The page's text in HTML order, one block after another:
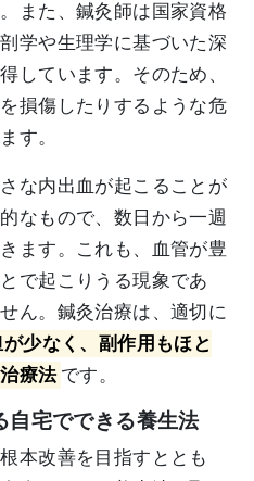
また、鍼灸師は国家資格
学や生理学に基づいた深
しています。そのため、
損傷したりするような危
す。
な内出血が起こることが
なもので、数日から一週
ます。これも、血管が豊
で起こりうる現象であ
ん。鍼灸治療は、適切に
少なく、副作用もほと
療法 です。
自宅でできる養生法
本改善を目指すととも